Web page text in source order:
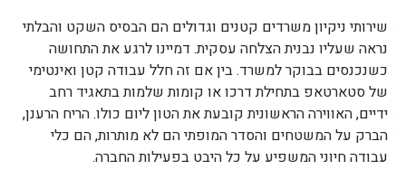
שירותי ניקיון משרדים קטנים וגדולים הם הבסיס השקט והבלתי
נראה שעליו נבנית הצלחה עסקית. דמיינו לרגע את התחושה
כשנכנסים בבוקר למשרד. בין אם זה חלל עבודה קטן ואינטימי
של סטארטאפ בתחילת דרכו או קומות שלמות בתאגיד רחב
ידיים, האווירה הראשונית קובעת את הטון ליום כולו. הריח הרענן,
הברק על המשטחים והסדר המופתי הם לא מותרות, הם כלי
עבודה חיוני המשפיע על כל היבט בפעילות החברה.